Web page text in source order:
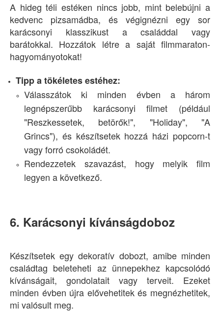
A hideg téli estéken nincs jobb, mint belebújni a
kedvenc pizsamádba, és végignézni egy sor
karácsonyi klasszikust a családdal vagy
barátokkal. Hozzátok létre a saját filmmaraton-
hagyományotokat!
Tipp a tökéletes estéhez:
Válasszátok ki minden évben a három
legnépszerűbb karácsonyi filmet (például
"Reszkessetek, betörők!", "Holiday", "A
Grincs"), és készítsetek hozzá házi popcorn-t
vagy forró csokoládét.
Rendezzetek szavazást, hogy melyik film
legyen a következő.
6. Karácsonyi kívánságdoboz
Készítsetek egy dekoratív dobozt, amibe minden
családtag beleteheti az ünnepekhez kapcsolódó
kívánságait, gondolatait vagy terveit. Ezeket
minden évben újra elővehetitek és megnézhetitek,
mi valósult meg.